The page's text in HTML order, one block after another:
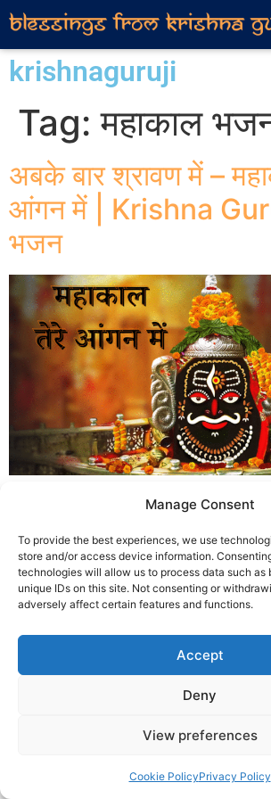
Manage Consent
To provide the best experiences, we use
store and/or access device information.
technologies will allow us to process data such as
unique IDs on this site. Not consenting or
adversely affect certain features and functions.
Accept
Deny
View preferences
Cookie PolicyPrivacy Policy
krishnaguruji
Tag:महाकाल
अबके बार श्रावण में –
आंगन में | Krishna
भजन
“महाकाल तेरे आंगन में” – जो भस्म आरती के
है। अब Spotify, YouTube और Amar Ujala
© 2025 Krishna Guruji |Privacy Policy